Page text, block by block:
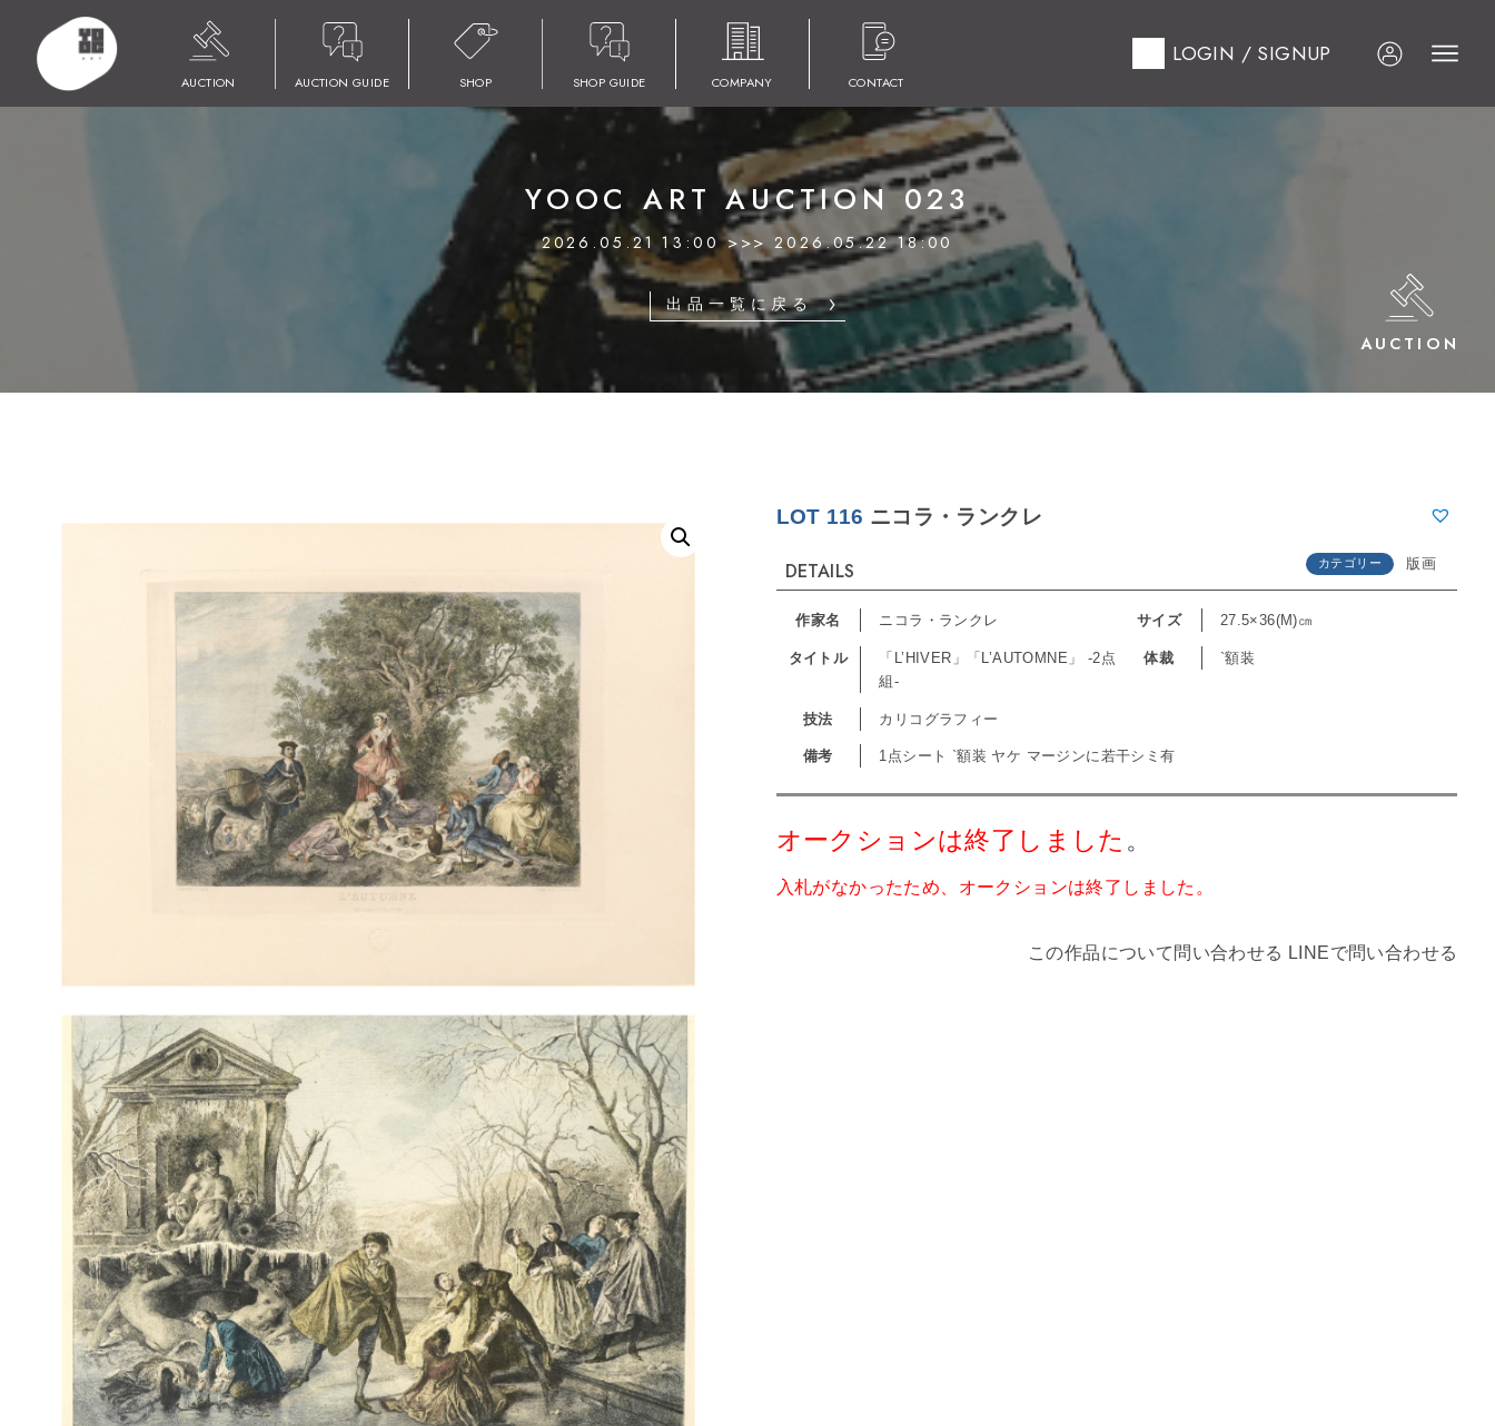
AUCTION AUCTION GUIDE SHOP SHOP GUIDE COMPANY CONTACT
LOGIN / SIGNUP
HOME YOOC ART AUCTION 023 LOT 116 ニコラ・ランクレ
YOOC ART AUCTION 023
2026.05.21 13:00 >>> 2026.05.22 18:00
出品一覧に戻る
AUCTION
LOT 116 ニコラ・ランクレ
DETAILS カテゴリー 版画
作家名 ニコラ・ランクレ サイズ 27.5×36(M)㎝
タイトル
「L’HIVER」「L’AUTOMNE」 -2点
組-
体裁 `額装
技法 カリコグラフィー
備考 1点シート `額装 ヤケ マージンに若干シミ有
オークションは終了しました 。
入札がなかったため、オークションは終了しました。
この作品について問い合わせる LINEで問い合わせる